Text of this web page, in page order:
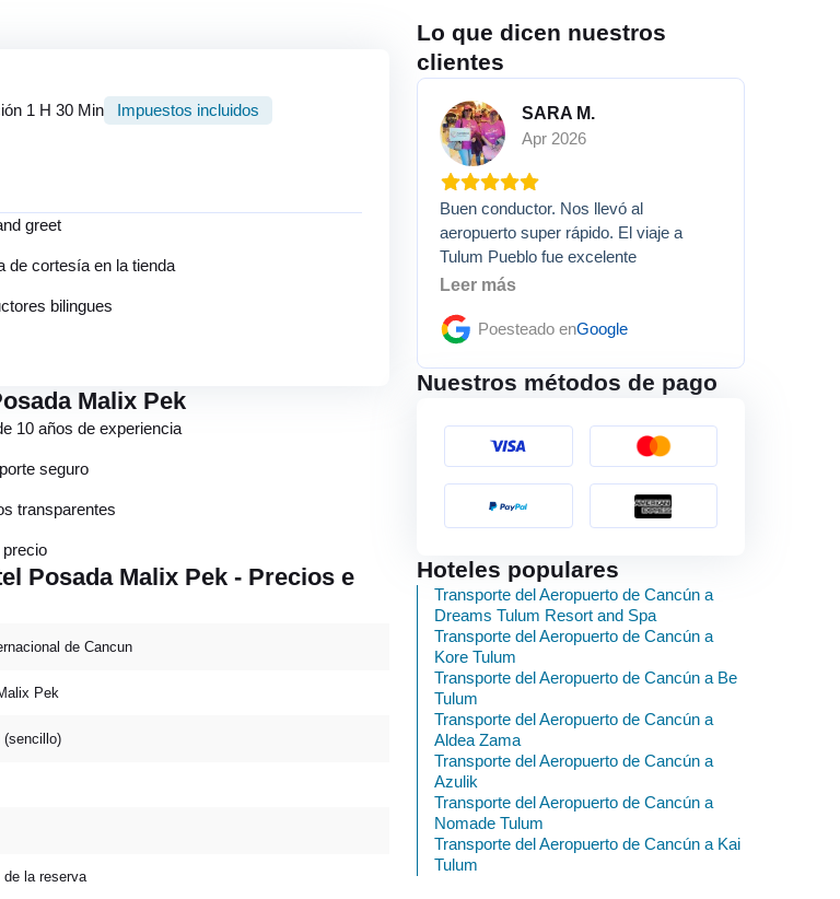
1 H 30 Min
Impuestos incluidos
greet
de cortesía en la tienda
bilingues
Malix Pek
10 años de experiencia
seguro
transparentes
precio
Posada Malix Pek - Precios e
de Cancun
Pek
(sencillo)
de la reserva
Lo que dicen nuestros
clientes
SARA M.
Apr 2026
Buen conductor. Nos llevó al
aeropuerto super rápido. El viaje a
Tulum Pueblo fue excelente
Leer más
Poesteado enGoogle
Nuestros métodos de pago
Hoteles populares
Transporte del Aeropuerto de Cancún a
Dreams Tulum Resort and Spa
Transporte del Aeropuerto de Cancún a
Kore Tulum
Transporte del Aeropuerto de Cancún a Be
Tulum
Transporte del Aeropuerto de Cancún a
Aldea Zama
Transporte del Aeropuerto de Cancún a
Azulik
Transporte del Aeropuerto de Cancún a
Nomade Tulum
Transporte del Aeropuerto de Cancún a Kai
Tulum